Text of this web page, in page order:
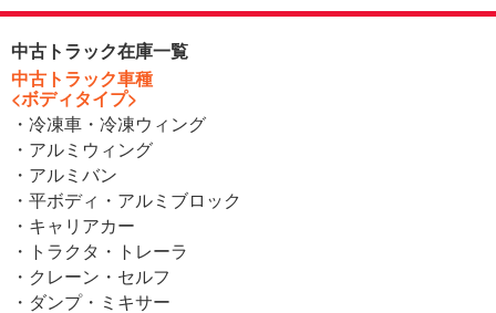
中古トラック在庫一覧
中古トラック車種
<ボディタイプ>
・冷凍車・冷凍ウィング
・アルミウィング
・アルミバン
・平ボディ・アルミブロック
・キャリアカー
・トラクタ・トレーラ
・クレーン・セルフ
・ダンプ・ミキサー